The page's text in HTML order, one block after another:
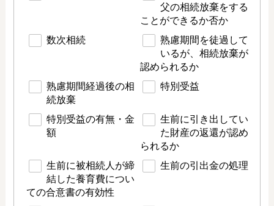
父の相続放棄をする
ことができるか否か
数次相続
熟慮期間を徒過して
いるが、相続放棄が
認められるか
熟慮期間経過後の相
続放棄
特別受益
特別受益の有無・金
額
生前に引き出してい
た財産の返還が認め
られるか
生前に被相続人が締
結した養育費につい
ての合意書の有効性
生前の引出金の処理